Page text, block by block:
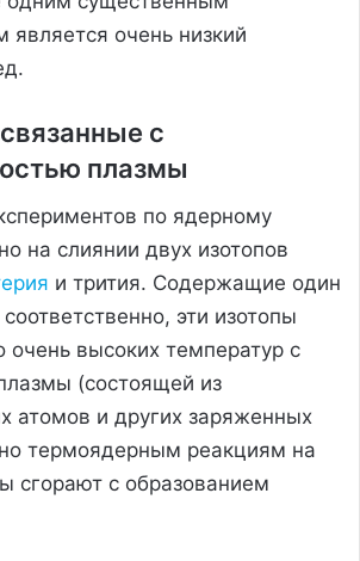
очень низкий
с
плазмы
по ядерному
на слиянии двух изотопов
и трития. Содержащие один
эти изотопы
очень высоких температур с
(состоящей из
атомов и других заряженных
термоядерным реакциям на
сгорают с образованием